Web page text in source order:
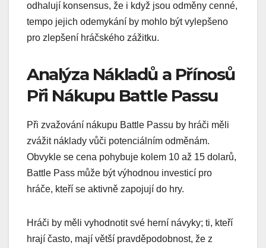
odhalují konsensus, že i když jsou odměny cenné,
tempo jejich odemykání by mohlo být vylepšeno
pro zlepšení hráčského zážitku.
Analýza Nákladů a Přínosů
Při Nákupu Battle Passu
Při zvažování nákupu Battle Passu by hráči měli
zvážit náklady vůči potenciálním odměnám.
Obvykle se cena pohybuje kolem 10 až 15 dolarů,
Battle Pass může být výhodnou investicí pro
hráče, kteří se aktivně zapojují do hry.
Hráči by měli vyhodnotit své herní návyky; ti, kteří
hrají často, mají větší pravděpodobnost, že z